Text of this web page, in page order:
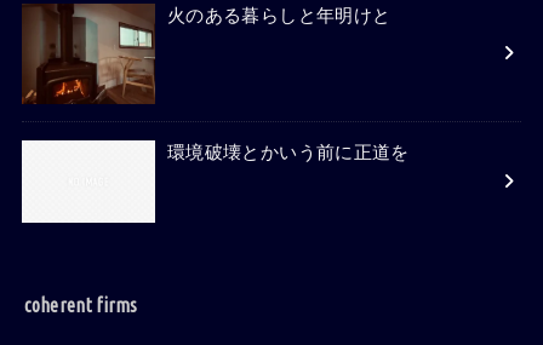
火のある暮らしと年明けと
環境破壊とかいう前に正道を
coherent firms